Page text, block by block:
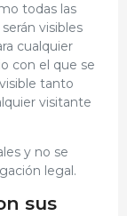
todas las
visibles
cualquier
con el que se
tanto
visitante
y no se
legal.
sus